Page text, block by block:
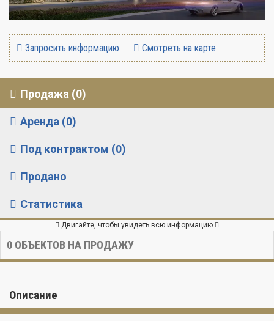
Запросить информацию Смотреть на карте
Продажа (0)
Аренда (0)
Под контрактом (0)
Продано
Статистика
Двигайте, чтобы увидеть всю информацию
0 ОБЪЕКТОВ НА ПРОДАЖУ
Описание